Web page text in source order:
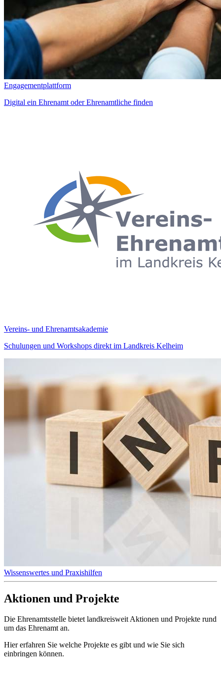
Engagementplattform
Digital ein Ehrenamt oder Ehrenamtliche finden
Vereins- und Ehrenamtsakademie
Schulungen und Workshops direkt im Landkreis Kelheim
Wissenswertes und Praxishilfen
Aktionen und Projekte
Die Ehrenamtsstelle bietet landkreisweit Aktionen und Projekte rund
um das Ehrenamt an.
Hier erfahren Sie welche Projekte es gibt und wie Sie sich
einbringen können.